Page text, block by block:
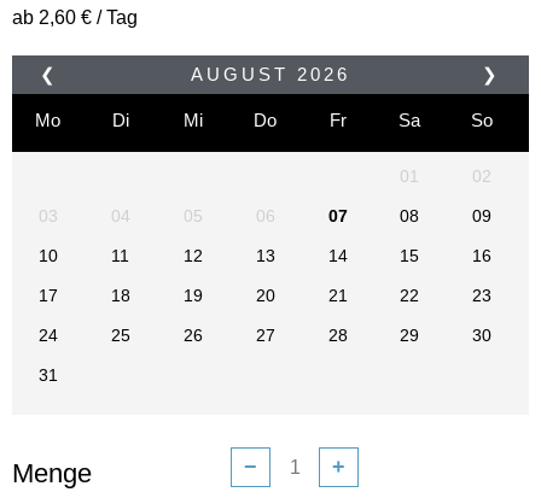
ab 2,60 € / Tag
❮ ❯
AUGUST 2026
Mo Di Mi Do Fr Sa So
01 02
03 04 05 06 07 08 09
10 11 12 13 14 15 16
17 18 19 20 21 22 23
24 25 26 27 28 29 30
31
Menge − +